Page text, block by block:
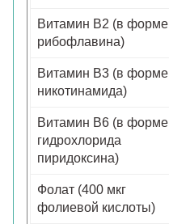
Витамин B2 (в форме
рибофлавина)
Витамин B3 (в форме
никотинамида)
Витамин B6 (в форме
гидрохлорида
пиридоксина)
Фолат (400 мкг
фолиевой кислоты)